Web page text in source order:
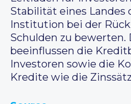
Stabilität eines Landes
Institution bei der
Schulden zu bewerten.
beeinflussen die
Investoren sowie die
Kredite wie die